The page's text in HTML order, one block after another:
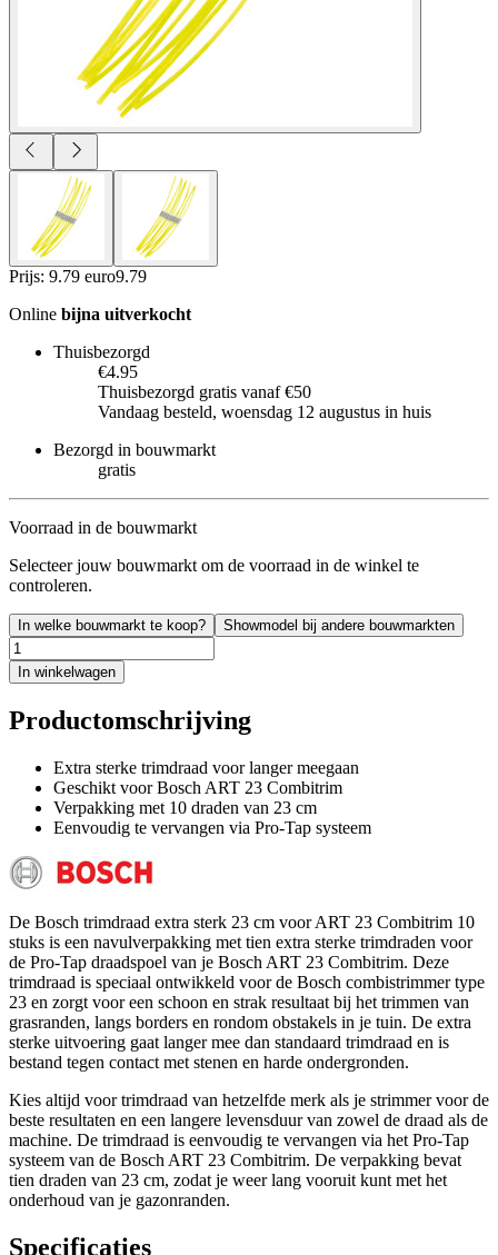
Prijs: 9.79 euro9.79
Online bijna uitverkocht
Thuisbezorgd
€4.95
Thuisbezorgd gratis vanaf €50
Vandaag besteld, woensdag 12 augustus in huis
Bezorgd in bouwmarkt
gratis
Voorraad in de bouwmarkt
Selecteer jouw bouwmarkt om de voorraad in de winkel te
controleren.
In welke bouwmarkt te koop? Showmodel bij andere bouwmarkten
In winkelwagen
Productomschrijving
Extra sterke trimdraad voor langer meegaan
Geschikt voor Bosch ART 23 Combitrim
Verpakking met 10 draden van 23 cm
Eenvoudig te vervangen via Pro-Tap systeem
De Bosch trimdraad extra sterk 23 cm voor ART 23 Combitrim 10
stuks is een navulverpakking met tien extra sterke trimdraden voor
de Pro-Tap draadspoel van je Bosch ART 23 Combitrim. Deze
trimdraad is speciaal ontwikkeld voor de Bosch combistrimmer type
23 en zorgt voor een schoon en strak resultaat bij het trimmen van
grasranden, langs borders en rondom obstakels in je tuin. De extra
sterke uitvoering gaat langer mee dan standaard trimdraad en is
bestand tegen contact met stenen en harde ondergronden.
Kies altijd voor trimdraad van hetzelfde merk als je strimmer voor de
beste resultaten en een langere levensduur van zowel de draad als de
machine. De trimdraad is eenvoudig te vervangen via het Pro-Tap
systeem van de Bosch ART 23 Combitrim. De verpakking bevat
tien draden van 23 cm, zodat je weer lang vooruit kunt met het
onderhoud van je gazonranden.
Specificaties